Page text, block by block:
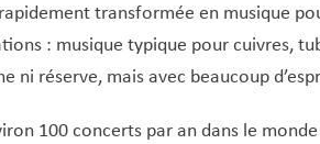
transformée en musique
: musique typique pour cuivres,
ni réserve, mais avec beaucoup
100 concerts par an dans le